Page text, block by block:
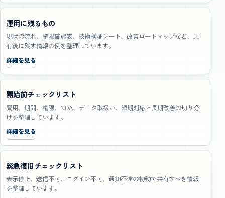
運用に残るもの
現状の流れ、権限確認表、技術検証シート、改善ロードマップなど、共
有後に残す情報の例を整理しています。
詳細を見る
開始前チェックリスト
費用、期間、権限、NDA、データ取扱い、短期対応と長期改善の切り分
けを整理しています。
詳細を見る
緊急復旧チェックリスト
表示停止、送信不可、ログイン不可、通知不達の初動で共有すべき情報
を整理しています。